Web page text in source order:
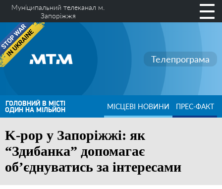
Муніципальний телеканал м.
Запоріжжя
Телепрограма
ГОЛОВНИЙ В МІСТІ
ОДИН НА МІЛЬЙОН МІСЦЕВІ НОВИНИ ПРЕС-ФАКТ
K-pop у Запоріжжі: як
“Здибанка” допомагає
об’єднуватись за інтересами